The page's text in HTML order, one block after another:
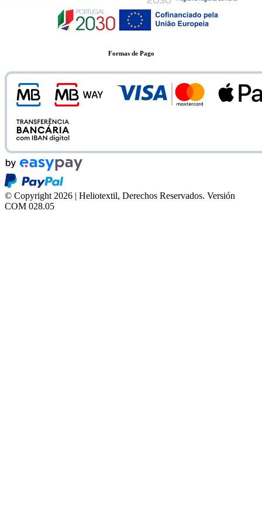
Formas de Pago
© Copyright 2026 | Heliotextil, Derechos Reservados. Versión
COM 028.05